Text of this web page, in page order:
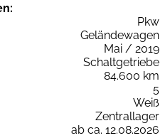
Pkw
Geländewagen
Mai / 2019
Schaltgetriebe
84.600 km
5
Weiß
Zentrallager
ab ca. 12.08.2026